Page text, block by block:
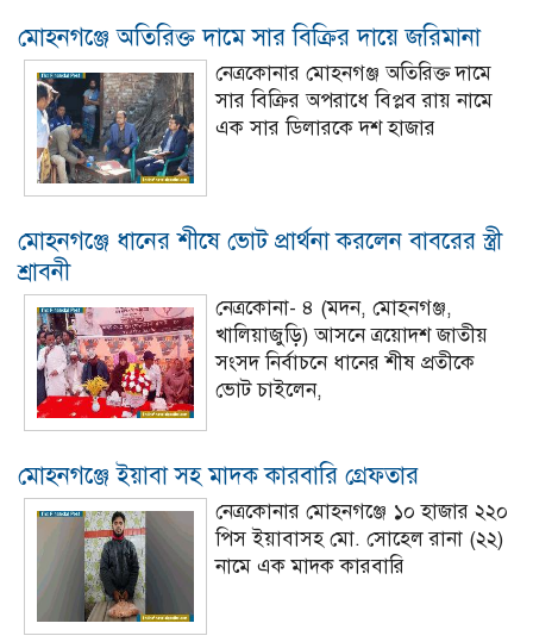
মোহনগঞ্জে অতিরিক্ত দামে সার বিক্রির দায়ে জরিমানা
নেত্রকোনার মোহনগঞ্জ অতিরিক্ত দামে
সার বিক্রির অপরাধে বিপ্লব রায় নামে
এক সার ডিলারকে দশ হাজার
মোহনগঞ্জে ধানের শীষে ভোট প্রার্থনা করলেন বাবরের স্ত্রী
শ্রাবনী
নেত্রকোনা- ৪ (মদন, মোহনগঞ্জ,
খালিয়াজুড়ি) আসনে ত্রয়োদশ জাতীয়
সংসদ নির্বাচনে ধানের শীষ প্রতীকে
ভোট চাইলেন,
মোহনগঞ্জে ইয়াবা সহ মাদক কারবারি গ্রেফতার
নেত্রকোনার মোহনগঞ্জে ১০ হাজার ২২০
পিস ইয়াবাসহ মো. সোহেল রানা (২২)
নামে এক মাদক কারবারি